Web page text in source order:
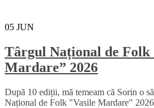
05 JUN
Târgul Național de Folk
Mardare” 2026
După 10 ediții, mă temeam că Sorin o
Național de Folk "Vasile Mardare"